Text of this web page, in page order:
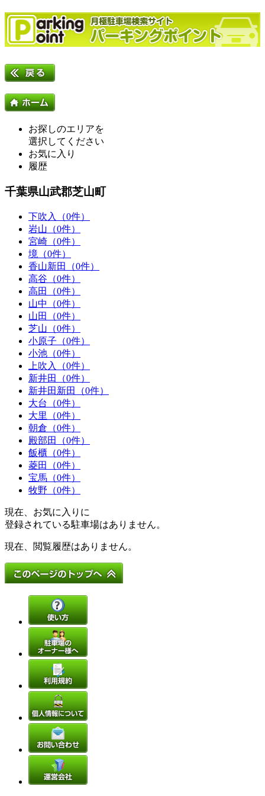
お探しのエリアを
選択してください
お気に入り
履歴
千葉県山武郡芝山町
下吹入（0件）
岩山（0件）
宮崎（0件）
境（0件）
香山新田（0件）
高谷（0件）
高田（0件）
山中（0件）
山田（0件）
芝山（0件）
小原子（0件）
小池（0件）
上吹入（0件）
新井田（0件）
新井田新田（0件）
大台（0件）
大里（0件）
朝倉（0件）
殿部田（0件）
飯櫃（0件）
菱田（0件）
宝馬（0件）
牧野（0件）
現在、お気に入りに
登録されている駐車場はありません。
現在、閲覧履歴はありません。